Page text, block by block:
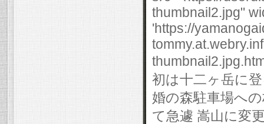
thumbnail2.jpg"
'https://
初は十二ヶ岳に
婚の森駐車場へ
て急遽 嵩山に変